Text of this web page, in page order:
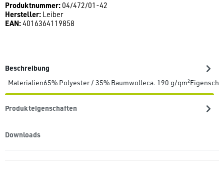
Produktnummer: 04/472/01-42
Hersteller: Leiber
EAN:4016364119858
Beschreibung
Materialien65% Polyester / 35% Baumwolleca. 190 g/
Produkteigenschaften
Downloads